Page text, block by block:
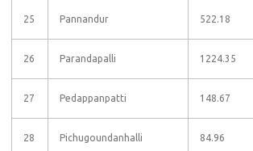
25 Pannandur 522.18
26 Parandapalli 1224.35
27 Pedappanpatti 148.67
28 Pichugoundanhalli 84.96